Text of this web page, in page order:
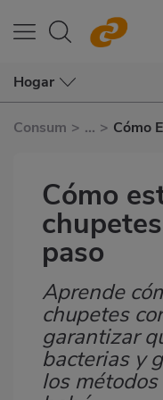
Hogar
Consum > ... > Cómo
Cómo
paso
Subtítulo
Aprende
chupetes
garantizar
bacterias y
los